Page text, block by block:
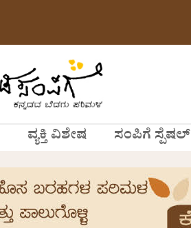
ವ್ಯಕ್ತಿ ವಿಶೇಷ ಸಂಪಿಗೆ ಸ್ಪೆಷಲ್